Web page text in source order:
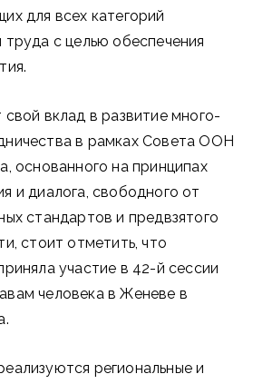
для всех категорий
труда с целью обеспечения
свой вклад в развитие много­
в рамках Совета ООН
основанного на принципах
и диалога, свободного от
стандартов и предвзятого
стоит отметить, что
участие в 42-й сессии
человека в Женеве в
региональные и